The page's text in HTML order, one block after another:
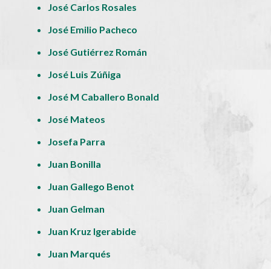
José Carlos Rosales
José Emilio Pacheco
José Gutiérrez Román
José Luis Zúñiga
José M Caballero Bonald
José Mateos
Josefa Parra
Juan Bonilla
Juan Gallego Benot
Juan Gelman
Juan Kruz Igerabide
Juan Marqués